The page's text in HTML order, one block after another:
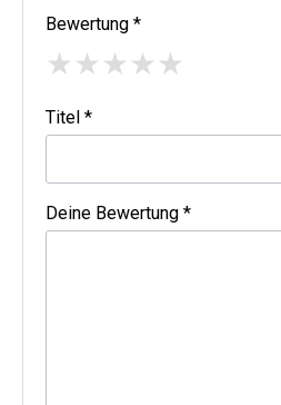
Bewertung *
★★★★★
Titel *
Deine Bewertung *